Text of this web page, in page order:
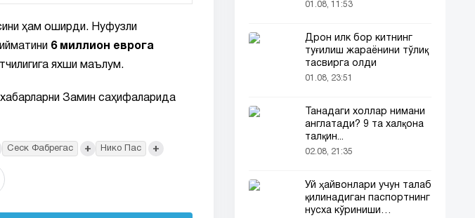
ҳам оширди. Нуфузли
6 миллион еврога
яхши маълум.
Замин саҳифаларида
Сеск Фабрегас + Нико Пас +
01.08, 11:53
Дрон илк бор китнинг
туғилиш жараёнини тўлиқ
тасвирга олди
01.08, 23:51
Танадаги холлар нимани
англатади? 9 та халқона
талқин...
02.08, 21:35
Уй ҳайвонлари учун талаб
қилинадиган паспортнинг
нусха кўриниши